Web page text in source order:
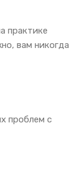
практике
вам никогда
проблем с